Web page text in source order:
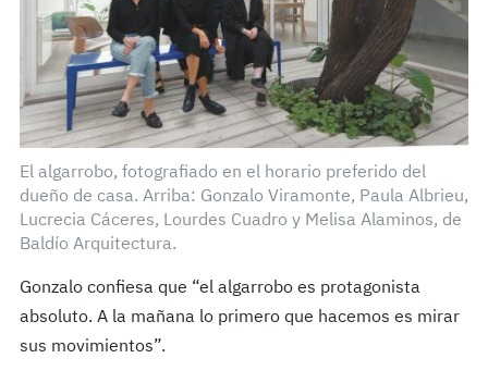
El algarrobo, fotografiado en el horario preferido del
dueño de casa. Arriba: Gonzalo Viramonte, Paula Albrieu,
Lucrecia Cáceres, Lourdes Cuadro y Melisa Alaminos, de
Baldío Arquitectura.
Gonzalo confiesa que “el algarrobo es protagonista
absoluto. A la mañana lo primero que hacemos es mirar
sus movimientos”.